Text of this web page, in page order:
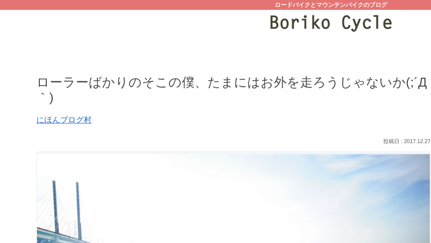
ロードバイクとマウンテンバイクのブログ
ローラーばかりのそこの僕、たまにはお外を走ろうじゃないか(;´Д
｀)
にほんブログ村
2017.12.27